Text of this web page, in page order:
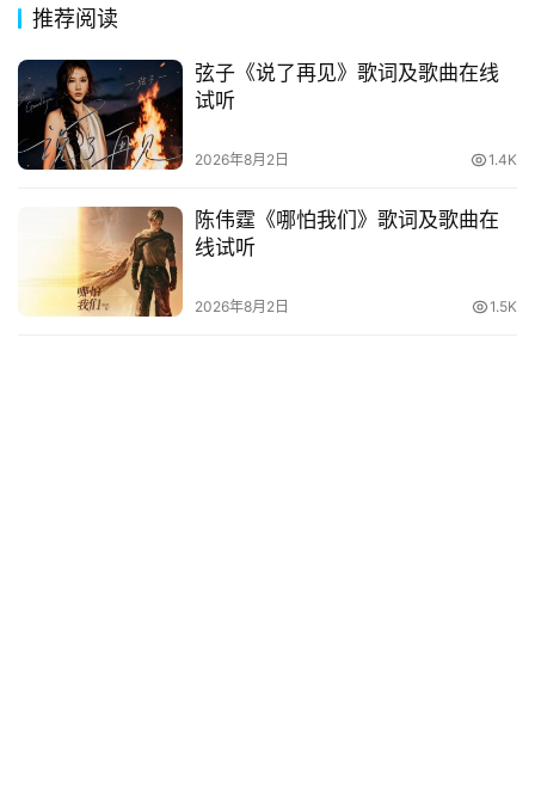
他
语
推荐阅读
弦子《说了再见》歌词及歌曲在线
试听
2026年8月2日 1.4K
陈伟霆《哪怕我们》歌词及歌曲在
线试听
2026年8月2日 1.5K